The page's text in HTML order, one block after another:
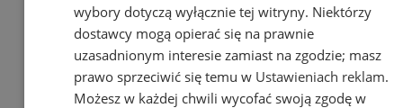
wybory dotyczą wyłącznie tej witryny. Niektórzy
dostawcy mogą opierać się na prawnie
uzasadnionym interesie zamiast na zgodzie; masz
prawo sprzeciwić się temu w Ustawieniach reklam.
Możesz w każdej chwili wycofać swoją zgodę w